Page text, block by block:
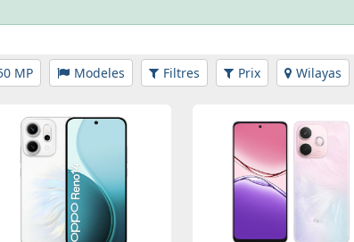
MP Modeles Filtres Prix Wilayas